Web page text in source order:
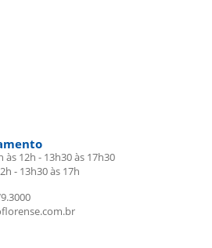
12h - 13h30 às 17h30
- 13h30 às 17h